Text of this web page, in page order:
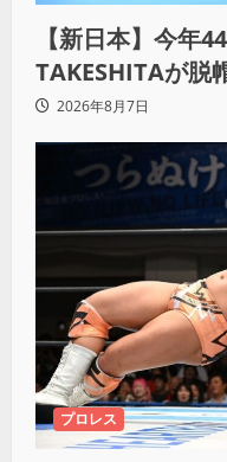
【新日本】今年
TAKESHITAが脱
強いわ！」
2026年8月7日
プロレス